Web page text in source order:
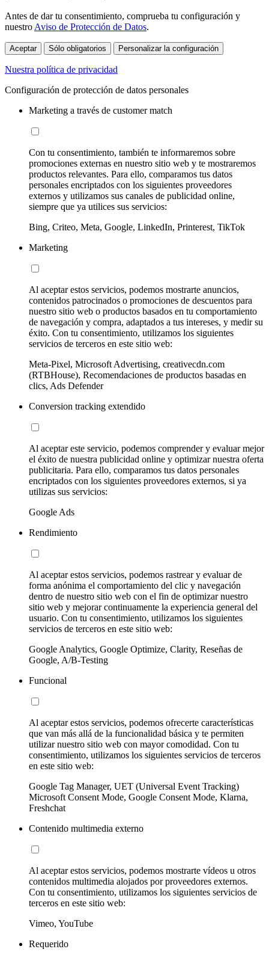
Antes de dar tu consentimiento, comprueba tu configuración y
nuestro Aviso de Protección de Datos.
Aceptar Sólo obligatorios Personalizar la configuración
Nuestra política de privacidad
Configuración de protección de datos personales
Marketing a través de customer match
Con tu consentimiento, también te informaremos sobre
promociones externas en nuestro sitio web y te mostraremos
productos relevantes. Para ello, comparamos tus datos
personales encriptados con los siguientes proveedores
externos y utilizamos sus canales de publicidad online,
siempre que ya utilices sus servicios:
Bing, Criteo, Meta, Google, LinkedIn, Printerest, TikTok
Marketing
Al aceptar estos servicios, podemos mostrarte anuncios,
contenidos patrocinados o promociones de descuentos para
nuestro sitio web o productos basados en tu comportamiento
de navegación y compra, adaptados a tus intereses, y medir su
éxito. Con tu consentimiento, utilizamos los siguientes
servicios de terceros en este sitio web:
Meta-Pixel, Microsoft Advertising, creativecdn.com
(RTBHouse), Recomendaciones de productos basadas en
clics, Ads Defender
Conversion tracking extendido
Al aceptar este servicio, podemos comprender y evaluar mejor
el éxito de nuestra publicidad online y optimizar nuestra oferta
publicitaria. Para ello, comparamos tus datos personales
encriptados con los siguientes proveedores externos, si ya
utilizas sus servicios:
Google Ads
Rendimiento
Al aceptar estos servicios, podemos rastrear y evaluar de
forma anónima el comportamiento del clic y navegación
dentro de nuestro sitio web con el fin de optimizar nuestro
sitio web y mejorar continuamente la experiencia general del
usuario. Con tu consentimiento, utilizamos los siguientes
servicios de terceros en este sitio web:
Google Analytics, Google Optimize, Clarity, Reseñas de
Google, A/B-Testing
Funcional
Al aceptar estos servicios, podemos ofrecerte características
que van más allá de la funcionalidad básica y te permiten
utilizar nuestro sitio web con mayor comodidad. Con tu
consentimiento, utilizamos los siguientes servicios de terceros
en este sitio web:
Google Tag Manager, UET (Universal Event Tracking)
Microsoft Consent Mode, Google Consent Mode, Klarna,
Freshchat
Contenido multimedia externo
Al aceptar estos servicios, podemos mostrarte vídeos u otros
contenidos multimedia alojados por proveedores externos.
Con tu consentimiento, utilizamos los siguientes servicios de
terceros en este sitio web:
Vimeo, YouTube
Requerido